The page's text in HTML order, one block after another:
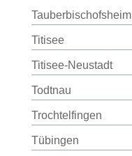
Tauberbischofsheim
Titisee
Titisee-Neustadt
Todtnau
Trochtelfingen
Tübingen